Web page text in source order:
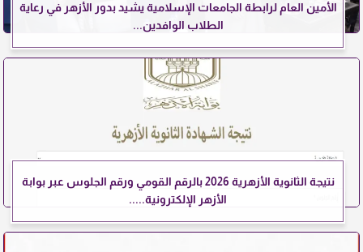
الأمين العام لرابطة الجامعات الإسلامية يشيد بدور الأزهر في رعاية
الطلاب الوافدين...
نتيجة الثانوية الأزهرية 2026 بالرقم القومي ورقم الجلوس عبر بوابة
الأزهر الإلكترونية.....